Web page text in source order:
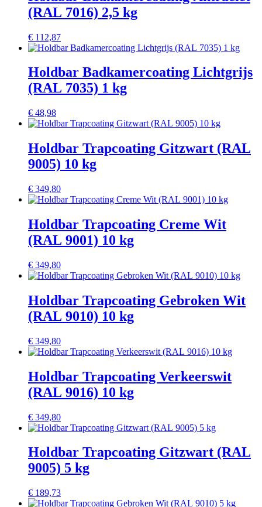
(RAL 7016) 2,5 kg
€ 112,87
Holdbar Badkamercoating Lichtgrijs
(RAL 7035) 1 kg
€ 48,98
Holdbar Trapcoating Gitzwart (RAL
9005) 10 kg
€ 349,80
Holdbar Trapcoating Creme Wit
(RAL 9001) 10 kg
€ 349,80
Holdbar Trapcoating Gebroken Wit
(RAL 9010) 10 kg
€ 349,80
Holdbar Trapcoating Verkeerswit
(RAL 9016) 10 kg
€ 349,80
Holdbar Trapcoating Gitzwart (RAL
9005) 5 kg
€ 189,73